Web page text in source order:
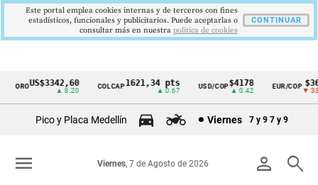
Cintillo
Colombia
OROUS$3342,60
▲ 8.20
COLCAP1621,34 pts
▲ 0.67
USD/COP$4178
▲ 0.42
EUR/COP $3639
▼ 33.00
Pico y Placa Medellín Viernes 7 y 9 7 y 9
person search
Viernes, 7 de Agosto de 2026
menu
Este portal emplea cookies internas y de terceros con fines
estadísticos, funcionales y publicitarios. Puede aceptarlas o
consultar más en nuestra politica de cookies
CONTINUAR